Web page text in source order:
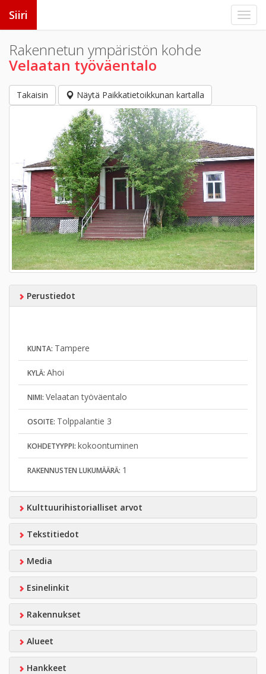
Siiri
Rakennetun ympäristön kohde
Velaatan työväentalo
Takaisin Näytä Paikkatietoikkunan kartalla
Perustiedot
KUNTA: Tampere
KYLÄ: Ahoi
NIMI: Velaatan työväentalo
OSOITE: Tolppalantie 3
KOHDETYYPPI: kokoontuminen
RAKENNUSTEN LUKUMÄÄRÄ: 1
Kulttuurihistorialliset arvot
Tekstitiedot
Media
Esinelinkit
Rakennukset
Alueet
Hankkeet